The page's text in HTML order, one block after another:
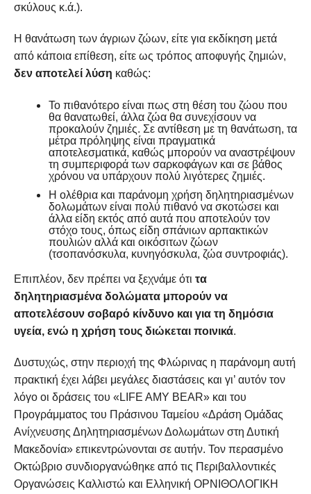
σκύλους κ.ά.).
Η θανάτωση των άγριων ζώων, είτε για εκδίκηση μετά
από κάποια επίθεση, είτε ως τρόπος αποφυγής ζημιών,
δεν αποτελεί λύση καθώς:
Το πιθανότερο είναι πως στη θέση του ζώου που
θα θανατωθεί, άλλα ζώα θα συνεχίσουν να
προκαλούν ζημιές. Σε αντίθεση με τη θανάτωση, τα
μέτρα πρόληψης είναι πραγματικά
αποτελεσματικά, καθώς μπορούν να αναστρέψουν
τη συμπεριφορά των σαρκοφάγων και σε βάθος
χρόνου να υπάρχουν πολύ λιγότερες ζημιές.
Η ολέθρια και παράνομη χρήση δηλητηριασμένων
δολωμάτων είναι πολύ πιθανό να σκοτώσει και
άλλα είδη εκτός από αυτά που αποτελούν τον
στόχο τους, όπως είδη σπάνιων αρπακτικών
πουλιών αλλά και οικόσιτων ζώων
(τσοπανόσκυλα, κυνηγόσκυλα, ζώα συντροφιάς).
Επιπλέον, δεν πρέπει να ξεχνάμε ότι τα
δηλητηριασμένα δολώματα μπορούν να
αποτελέσουν σοβαρό κίνδυνο και για τη δημόσια
υγεία, ενώ η χρήση τους διώκεται ποινικά.
Δυστυχώς, στην περιοχή της Φλώρινας η παράνομη αυτή
πρακτική έχει λάβει μεγάλες διαστάσεις και γι’ αυτόν τον
λόγο οι δράσεις του «LIFE AMY BEAR» και του
Προγράμματος του Πράσινου Ταμείου «Δράση Ομάδας
Ανίχνευσης Δηλητηριασμένων Δολωμάτων στη Δυτική
Μακεδονία» επικεντρώνονται σε αυτήν. Τον περασμένο
Οκτώβριο συνδιοργανώθηκε από τις Περιβαλλοντικές
Οργανώσεις Καλλιστώ και Ελληνική ΟΡΝΙΘΟΛΟΓΙΚΗ